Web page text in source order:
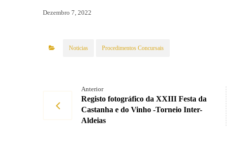
Dezembro 7, 2022
Noticias Procedimentos Concursais
Anterior
Registo fotográfico da XXIII Festa da
Castanha e do Vinho -Torneio Inter-
Aldeias